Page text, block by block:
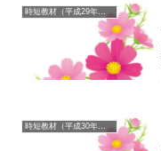
時短教材（平成29年度）
時短教材（平成30年度）